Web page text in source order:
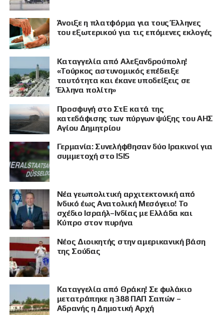
Άνοιξε η πλατφόρμα για τους Έλληνες
του εξωτερικού για τις επόμενες εκλογές
Καταγγελία από Αλεξανδρούπολη!
«Τούρκος αστυνομικός επέδειξε
ταυτότητα και έκανε υποδείξεις σε
Έλληνα πολίτη»
Προσφυγή στο ΣτΕ κατά της
κατεδάφισης των πύργων ψύξης του ΑΗΣ
Αγίου Δημητρίου
Γερμανία: Συνελήφθησαν δύο Ιρακινοί για
συμμετοχή στο ISIS
Νέα γεωπολιτική αρχιτεκτονική από
Ινδικό έως Ανατολική Μεσόγειο! Το
σχέδιο Ισραήλ–Ινδίας με Ελλάδα και
Κύπρο στον πυρήνα
Νέος Διοικητής στην αμερικανική βάση
της Σούδας
Καταγγελία από Θράκη! Σε φυλάκιο
μετατράπηκε η 388 ΠΑΠ Σαπών –
Αδρανής η Δημοτική Αρχή